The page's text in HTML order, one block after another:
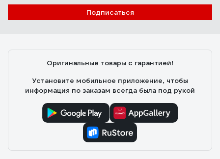
Подписаться
Оригинальные товары с гарантией!
Установите мобильное приложение, чтобы
информация по заказам всегда была под рукой